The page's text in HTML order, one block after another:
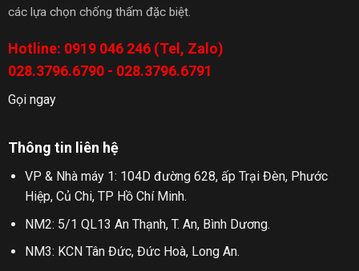
các lựa chọn chống thấm đặc biệt.
Hotline: 0919 046 246 (Tel, Zalo)
028.3796.6790 - 028.3796.6791
Gọi ngay
Thông tin liên hệ
VP & Nhà máy 1: 104D đường 628, ấp Trại Đèn, Phước
Hiệp, Củ Chi, TP Hồ Chí Minh.
NM2: 5/1 QL13 An Thạnh, T. An, Bình Dương.
NM3: KCN Tân Đức, Đức Hoà, Long An.